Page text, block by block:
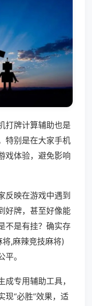
打牌计算辅助也是
特别是在大家手机
戏体验，避免影响
反映在游戏中遇到
好牌，甚至好像能
不是有挂？确实存
,麻辣竞技麻将)
。
专用辅助工具，
现“必胜”效果，适